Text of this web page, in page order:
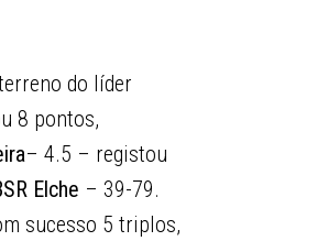
do líder
8 pontos,
– 4.5 – registou
Elche – 39-79.
sucesso 5 triplos,